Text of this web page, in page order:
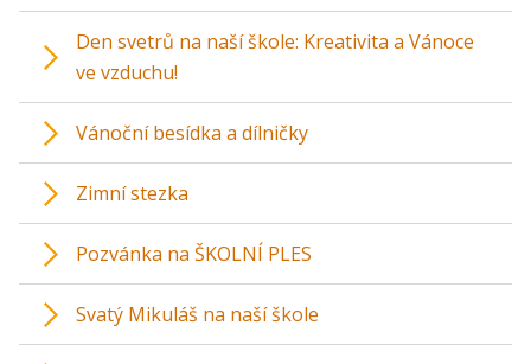
Den svetrů na naší škole: Kreativita a Vánoce
ve vzduchu!
Vánoční besídka a dílničky
Zimní stezka
Pozvánka na ŠKOLNÍ PLES
Svatý Mikuláš na naší škole